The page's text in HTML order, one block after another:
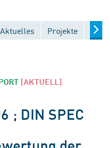
Aktuelles Projekte
[AKTUELL]
; DIN SPEC